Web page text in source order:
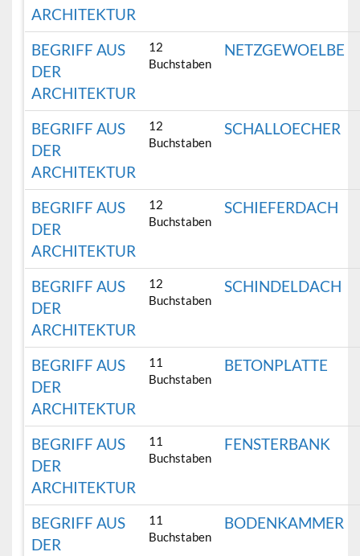
ARCHITEKTUR
BEGRIFF AUS
DER
ARCHITEKTUR
12
Buchstaben
NETZGEWOELBE
BEGRIFF AUS
DER
ARCHITEKTUR
12
Buchstaben
SCHALLOECHER
BEGRIFF AUS
DER
ARCHITEKTUR
12
Buchstaben
SCHIEFERDACH
BEGRIFF AUS
DER
ARCHITEKTUR
12
Buchstaben
SCHINDELDACH
BEGRIFF AUS
DER
ARCHITEKTUR
11
Buchstaben
BETONPLATTE
BEGRIFF AUS
DER
ARCHITEKTUR
11
Buchstaben
FENSTERBANK
BEGRIFF AUS
DER
11
Buchstaben
BODENKAMMER